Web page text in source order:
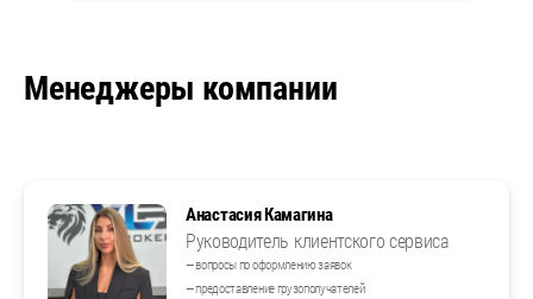
Менеджеры компании
Анастасия Камагина
Руководитель клиентского сервиса
— вопросы по оформлению заявок
— предоставление грузополучателей